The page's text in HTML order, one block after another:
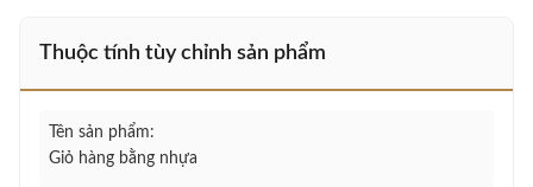
Thuộc tính tùy chỉnh sản phẩm
Tên sản phẩm:
Giỏ hàng bằng nhựa